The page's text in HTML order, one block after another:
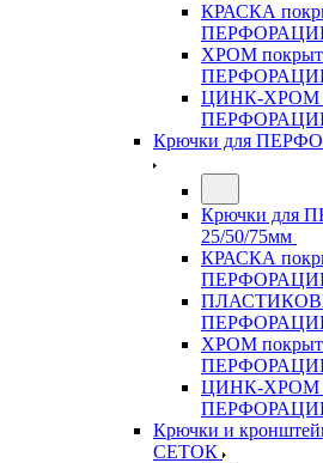
КРАСКА
ХРОМ
ЦИНК-ХРОМ
Крючки для
Крючки для
25/50/75мм
КРАСКА
ХРОМ
ЦИНК-ХРОМ
ПЕРФОРАЦИИ
Крючки и
СЕТОК